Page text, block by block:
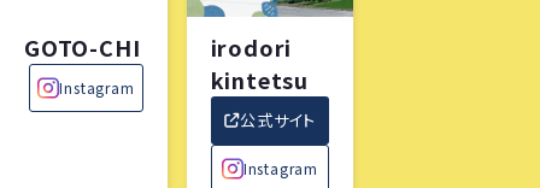
GOTO-CHI
Instagram
irodori
kintetsu
公式サイト
Instagram